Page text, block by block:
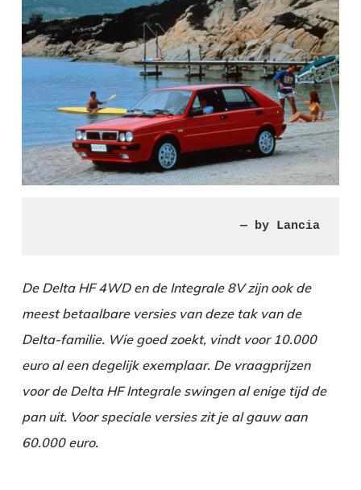
— by Lancia
De Delta HF 4WD en de Integrale 8V zijn ook de
meest betaalbare versies van deze tak van de
Delta-familie. Wie goed zoekt, vindt voor 10.000
euro al een degelijk exemplaar. De vraagprijzen
voor de Delta HF Integrale swingen al enige tijd de
pan uit. Voor speciale versies zit je al gauw aan
60.000 euro.